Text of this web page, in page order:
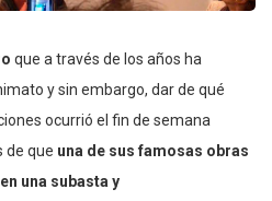
que a través de los años ha
y sin embargo, dar de qué
ocurrió el fin de semana
de que una de sus famosas obras
una subasta y